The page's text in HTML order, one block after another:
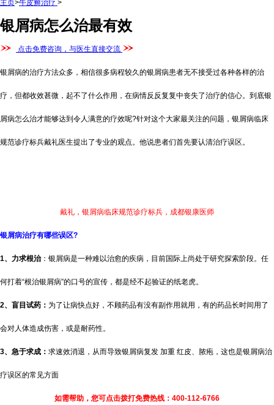
主页>牛皮癣治疗 >
银屑病怎么治最有效
点击免费咨询，与医生直接交流
银屑病的治疗方法众多，相信很多病程较久的银屑病患者无不接受过各种各样的治
疗，但都收效甚微，起不了什么作用，在病情反反复复中丧失了治疗的信心。到底银
屑病怎么治才能够达到令人满意的疗效呢?针对这个大家最关注的问题，银屑病临床
规范诊疗标兵戴礼医生提出了专业的观点。他说患者们首先要认清治疗误区。
戴礼，银屑病临床规范诊疗标兵，成都银康医师
银屑病治疗有哪些误区?
1、力求根治：银屑病是一种难以治愈的疾病，目前国际上尚处于研究探索阶段。任
何打着“根治银屑病”的口号的宣传，都是经不起验证的纸老虎。
2、盲目试药： 为了让病快点好，不顾药品有没有副作用就用，有的药品长时间用了
会对人体造成伤害，或是耐药性。
3、急于求成： 求速效消退，从而导致银屑病复发 加重 红皮、脓疱，这也是银屑病治
疗误区的常见方面
如需帮助，您可点击拨打免费热线：400-112-6766